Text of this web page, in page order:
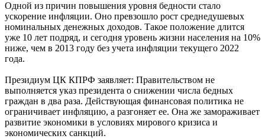
Одной из причин повышения уровня бедности стало
ускорение инфляции. Оно превзошло рост среднедушевых
номинальных денежных доходов. Такое положение длится
уже 10 лет подряд, и сегодня уровень жизни населения на 10%
ниже, чем в 2013 году без учета инфляции текущего 2022
года.
Президиум ЦК КПРФ заявляет: Правительством не
выполняется указ президента о снижении числа бедных
граждан в два раза. Действующая финансовая политика не
ограничивает инфляцию, а разгоняет ее. Она же замораживает
развитие экономики в условиях мирового кризиса и
экономических санкций.